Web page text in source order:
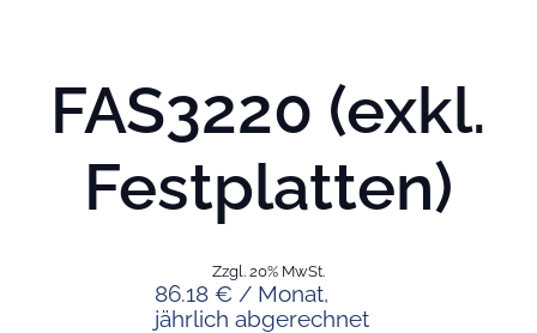
FAS3220 (exkl.
Festplatten)
86.18 € / Monat,
jährlich abgerechnet
Zzgl. 20% MwSt.